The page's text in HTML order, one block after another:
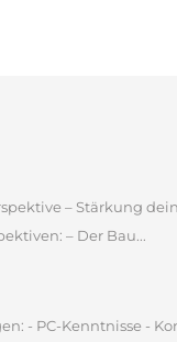
– Stärkung
– Der Bau...
- PC-Kenntnisse -